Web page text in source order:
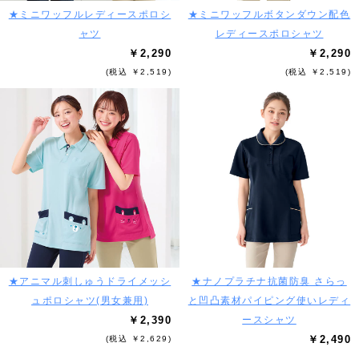
★ミニワッフルレディースポロシ
ャツ
￥2,290
(税込 ￥2,519)
★ミニワッフルボタンダウン配色
レディースポロシャツ
￥2,290
(税込 ￥2,519)
★アニマル刺しゅうドライメッシ
ュポロシャツ(男女兼用)
￥2,390
(税込 ￥2,629)
★ナノプラチナ抗菌防臭 さらっ
と凹凸素材パイピング使いレディ
ースシャツ
￥2,490